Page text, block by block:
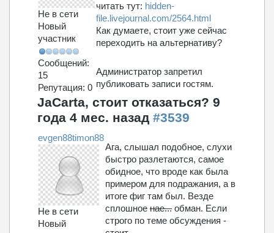
Не в сети
Новый
участник
Сообщений:
15
Репутация: 0
читать тут: hidden-
file.livejournal.com/2564.html
Как думаете, стоит уже сейчас
переходить на альтернативу?
Администратор запретил
публиковать записи гостям.
JaCarta, стоит отказаться? 9
года 4 мес. назад #3539
evgen88timon88
Не в сети
Новый
Ага, слышал подобное, слухи
быстро разлетаются, самое
обидное, что вроде как была
примером для подражания, а в
итоге фиг там был. Везде
сплошное нае... обман. Если
строго по теме обсуждения -